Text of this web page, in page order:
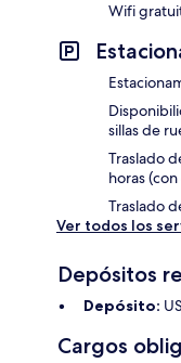
Wifi
sillas de
Traslado
horas
Traslado
Ver todos los
Depósitos
Depósito:
Cargos